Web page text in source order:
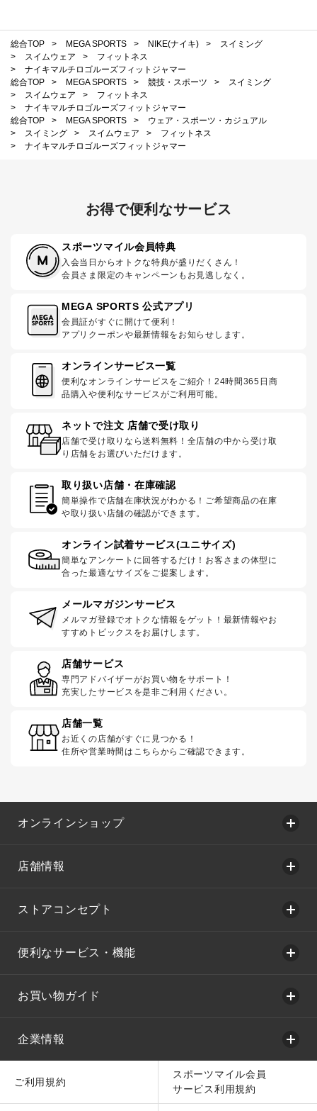
総合TOP > MEGA SPORTS > NIKE(ナイキ) >
スイミング
>
スイムウェア >
フィットネス
>
ナイキマルチロゴルーズフィットジャマー
総合TOP
> MEGA SPORTS > 競技・スポーツ >
スイミング
>
スイムウェア >
フィットネス
>
ナイキマルチロゴルーズフィットジャマー
総合TOP
> MEGA SPORTS >
ウェア・スポーツ・カジュアル
>
スイミング > スイムウェア >
フィットネス
>
ナイキマルチロゴルーズフィットジャマー
お得で便利なサービス
スポーツマイル会員特典
入会当日からオトクな特典が盛りだくさん！
会員さま限定のキャンペーンもお見逃しなく。
MEGA SPORTS 公式アプリ
会員証がすぐに開けて便利！
アプリクーポンや最新情報をお知らせします。
オンラインサービス一覧
便利なオンラインサービスをご紹介！24時間365日商
品購入や便利なサービスがご利用可能。
ネットで注文 店舗で受け取り
店舗で受け取りなら送料無料！全店舗の中から受け取
り店舗をお選びいただけます。
取り扱い店舗・在庫確認
簡単操作で店舗在庫状況がわかる！ご希望商品の在庫
や取り扱い店舗の確認ができます。
オンライン試着サービス(ユニサイズ)
簡単なアンケートに回答するだけ！お客さまの体型に
合った最適なサイズをご提案します。
メールマガジンサービス
メルマガ登録でオトクな情報をゲット！最新情報やお
すすめトピックスをお届けします。
店舗サービス
専門アドバイザーがお買い物をサポート！
充実したサービスを是非ご利用ください。
店舗一覧
お近くの店舗がすぐに見つかる！
住所や営業時間はこちらからご確認できます。
オンラインショップ
店舗情報
ストアコンセプト
便利なサービス・機能
お買い物ガイド
企業情報
ご利用規約
スポーツマイル会員
サービス利用規約